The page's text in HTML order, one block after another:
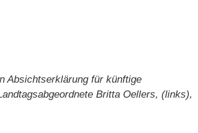
Absichtserklärung für künftige
Britta Oellers, (links),